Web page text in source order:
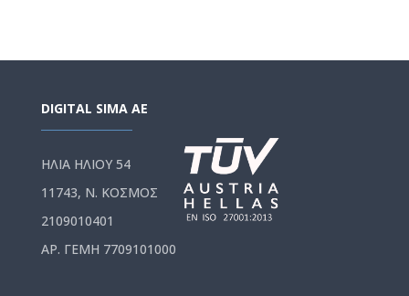
DIGITAL SIMA AE
ΗΛΙΑ ΗΛΙΟΥ 54
11743, Ν. ΚΟΣΜΟΣ
2109010401
ΑΡ. ΓΕΜΗ 7709101000